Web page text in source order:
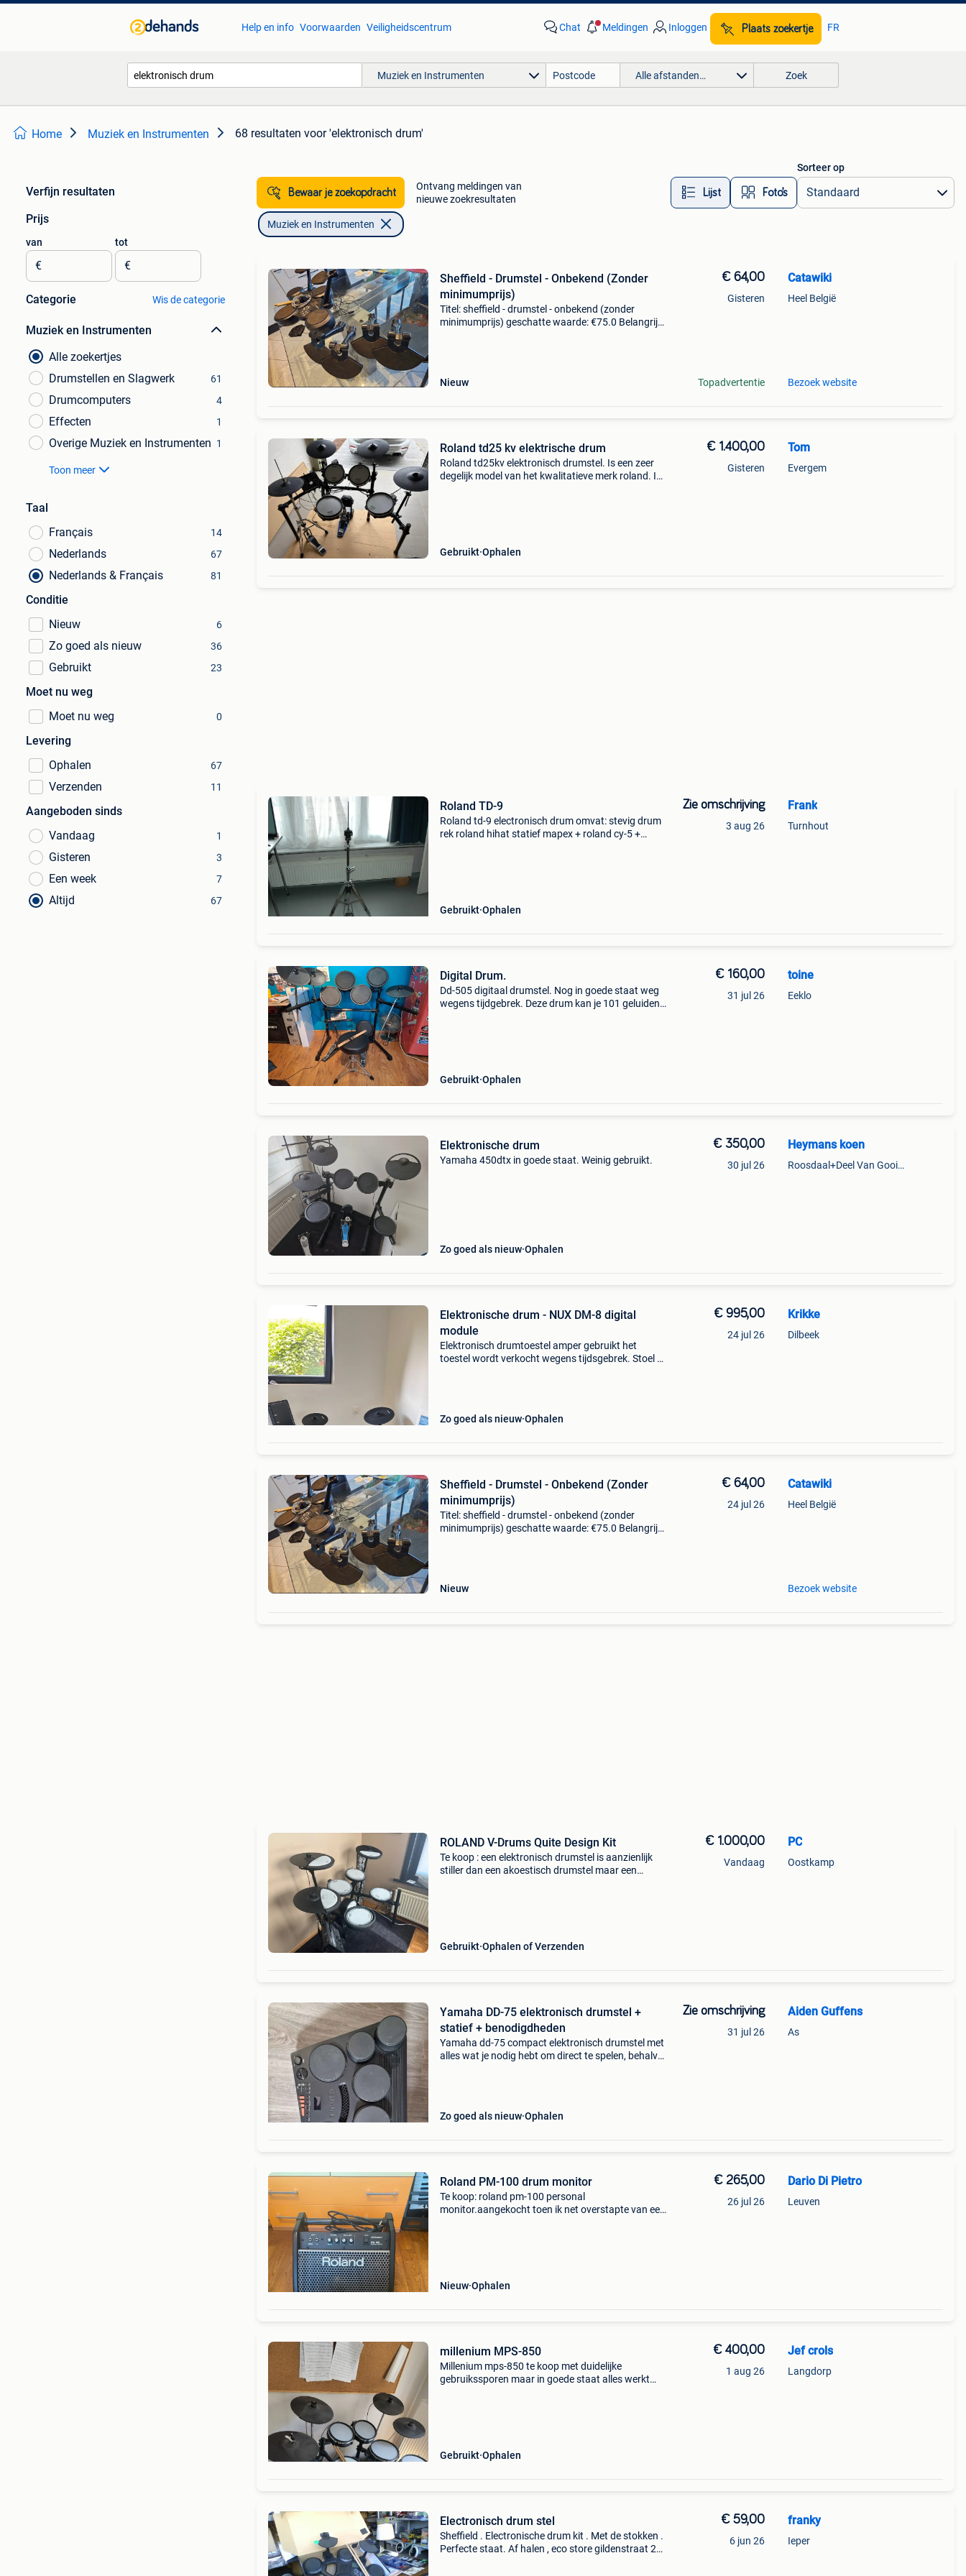
Help en info Voorwaarden Veiligheidscentrum Chat Meldingen Inloggen Plaats zoekertje FR
Muziek en Instrumenten Alle afstanden… Zoek
Home Muziek en Instrumenten 68 resultaten voor 'elektronisch drum'
Verfijn resultaten
Prijs
van
€
tot
€
Categorie Wis de categorie
Muziek en Instrumenten
Alle zoekertjes
Drumstellen en Slagwerk
61
Drumcomputers 4
Effecten 1
Overige Muziek en Instrumenten 1
Toon meer
Taal
Français
14
Nederlands 67
Nederlands & Français 81
Conditie
Nieuw
6
Zo goed als nieuw 36
Gebruikt 23
Moet nu weg
Moet nu weg
0
Levering
Ophalen
67
Verzenden 11
Aangeboden sinds
Vandaag
1
Gisteren 3
Een week 7
Altijd 67
Bewaar je zoekopdracht
Ontvang meldingen van
nieuwe zoekresultaten
Lijst Foto’s
Sorteer op
Muziek en Instrumenten
Sheffield - Drumstel - Onbekend (Zonder
minimumprijs)
Titel: sheffield - drumstel - onbekend (zonder
minimumprijs) geschatte waarde: €75.0 Belangrijk:
Nieuw
€ 64,00
Gisteren
Topadvertentie
Catawiki
Heel België
Bezoek website
Roland td25 kv elektrische drum
Roland td25kv elektronisch drumstel. Is een zeer
degelijk model van het kwalitatieve merk roland. In
Gebruikt Ophalen
€ 1.400,00
Gisteren
Tom
Evergem
Roland TD-9
Roland td-9 electronisch drum omvat: stevig drum
rek roland hihat statief mapex + roland cy-5 +
Gebruikt Ophalen
Zie omschrijving
3 aug 26
Frank
Turnhout
Digital Drum.
Dd-505 digitaal drumstel. Nog in goede staat weg
wegens tijdgebrek. Deze drum kan je 101 geluiden
Gebruikt Ophalen
€ 160,00
31 jul 26
toine
Eeklo
Elektronische drum
Yamaha 450dtx in goede staat. Weinig gebruikt.
Zo goed als nieuw Ophalen
€ 350,00
30 jul 26
Heymans koen
Roosdaal+Deel Van Gooik En Sint-Kwintens-Lennik
Elektronische drum - NUX DM-8 digital
module
Elektronisch drumtoestel amper gebruikt het
toestel wordt verkocht wegens tijdsgebrek. Stoel +
Zo goed als nieuw Ophalen
€ 995,00
24 jul 26
Krikke
Dilbeek
Sheffield - Drumstel - Onbekend (Zonder
minimumprijs)
Titel: sheffield - drumstel - onbekend (zonder
minimumprijs) geschatte waarde: €75.0 Belangrijk:
Nieuw
€ 64,00
24 jul 26
Catawiki
Heel België
Bezoek website
ROLAND V-Drums Quite Design Kit
Te koop : een elektronisch drumstel is aanzienlijk
stiller dan een akoestisch drumstel maar een
Gebruikt Ophalen of Verzenden
€ 1.000,00
Vandaag
PC
Oostkamp
Yamaha DD-75 elektronisch drumstel +
statief + benodigdheden
Yamaha dd-75 compact elektronisch drumstel met
alles wat je nodig hebt om direct te spelen, behalve
Zo goed als nieuw Ophalen
Zie omschrijving
31 jul 26
Aiden Guffens
As
Roland PM-100 drum monitor
Te koop: roland pm-100 personal
monitor.aangekocht toen ik net overstapte van een
Nieuw Ophalen
€ 265,00
26 jul 26
Dario Di Pietro
Leuven
millenium MPS-850
Millenium mps-850 te koop met duidelijke
gebruikssporen maar in goede staat alles werkt
Gebruikt Ophalen
€ 400,00
1 aug 26
Jef crols
Langdorp
Electronisch drum stel
Sheffield . Electronische drum kit . Met de stokken .
Perfecte staat. Af halen , eco store gildenstraat 2
€ 59,00
6 jun 26
franky
Ieper